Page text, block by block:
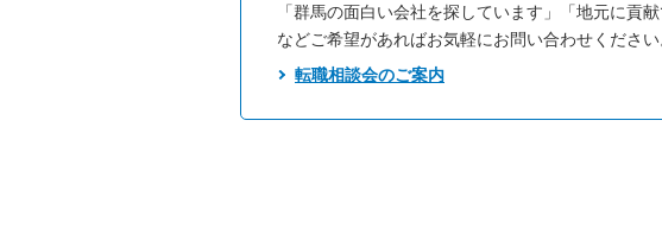
「群馬の面白い会社を探しています」「地元に貢
などご希望があればお気軽にお問い合わせください
転職相談会のご案内